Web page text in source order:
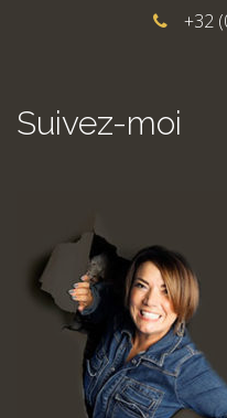
+32
Suivez-moi